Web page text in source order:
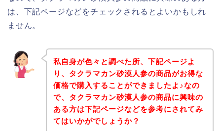
は、下記ページなどをチェックされるとよいかもしれ
ません。
私自身が色々と調べた所、下記ページよ
り、タクラマカン砂漠人参の商品がお得な
価格で購入することができましたよ♪なの
で、タクラマカン砂漠人参の商品に興味の
ある方は下記ページなどを参考にされてみ
てはいかがでしょうか？